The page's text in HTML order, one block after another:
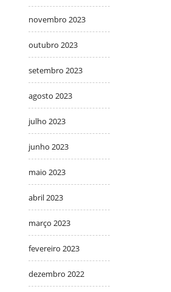
novembro 2023
outubro 2023
setembro 2023
agosto 2023
julho 2023
junho 2023
maio 2023
abril 2023
março 2023
fevereiro 2023
dezembro 2022